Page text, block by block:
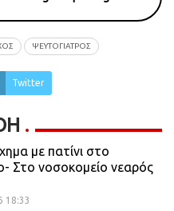
ΨΕΥΤΟΓΙΑΤΡΟΣ
Twitter
με πατίνι στο
Στο νοσοκομείο νεαρός
18:33